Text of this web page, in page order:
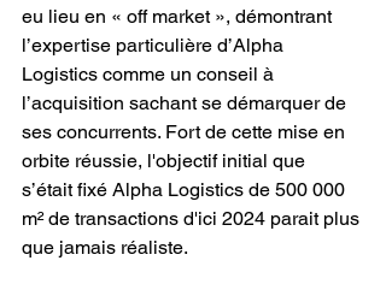
eu lieu en « off market », démontrant
l’expertise particulière d’Alpha
Logistics comme un conseil à
l’acquisition sachant se démarquer de
ses concurrents. Fort de cette mise en
orbite réussie, l'objectif initial que
s’était fixé Alpha Logistics de 500 000
m² de transactions d'ici 2024 parait plus
que jamais réaliste.